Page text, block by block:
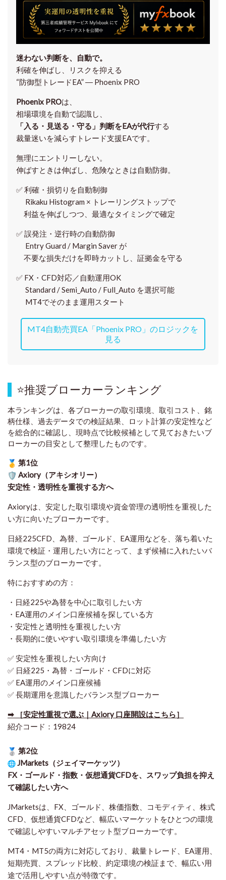
迷わない判断を、自動で。
利確を伸ばし、リスクを抑える
“防御型トレードEA” ― Phoenix PRO
Phoenix PROは、
相場環境を自動で認識し、
「入る・見送る・守る」判断をEAが代行する
裁量迷いを減らすトレード支援EAです。
無理にエントリーしない。
伸ばすときは伸ばし、危険なときは自動防御。
✅利確・損切りを自動制御
Rikaku Histogram × トレーリングストップで
利益を伸ばしつつ、最適なタイミングで確定
✅誤発注・逆行時の自動防御
Entry Guard / Margin Saver が
不要な損失だけを即時カットし、証拠金を守る
✅ FX・CFD対応／自動運用OK
Standard / Semi_Auto / Full_Auto を選択可能
MT4でそのまま運用スタート
MT4自動売買EA「Phoenix PRO」のロジックを
見る
⭐推奨ブローカーランキング
本ランキングは、各ブローカーの取引環境、取引コスト、銘
柄仕様、過去データでの検証結果、ロット計算の安定性など
を総合的に確認し、現時点で比較候補として見ておきたいブ
ローカーの目安として整理したものです。
第1位
Axiory（アキシオリー）
安定性・透明性を重視する方へ
Axioryは、安定した取引環境や資金管理の透明性を重視した
い方に向いたブローカーです。
日経225CFD、為替、ゴールド、EA運用などを、落ち着いた
環境で検証・運用したい方にとって、まず候補に入れたいバ
ランス型のブローカーです。
特におすすめの方：
・日経225や為替を中心に取引したい方
・EA運用のメイン口座候補を探している方
・安定性と透明性を重視したい方
・長期的に使いやすい取引環境を準備したい方
✅ 安定性を重視したい方向け
✅ 日経225・為替・ゴールド・CFDに対応
✅ EA運用のメイン口座候補
✅ 長期運用を意識したバランス型ブローカー
➡ ［安定性重視で選ぶ｜Axiory 口座開設はこちら］
紹介コード：19824
第2位
JMarkets（ジェイマーケッツ）
FX・ゴールド・指数・仮想通貨CFDを、スワップ負担を抑え
て確認したい方へ
JMarketsは、FX、ゴールド、株価指数、コモディティ、株式
CFD、仮想通貨CFDなど、幅広いマーケットをひとつの環境
で確認しやすいマルチアセット型ブローカーです。
MT4・MT5の両方に対応しており、裁量トレード、EA運用、
短期売買、スプレッド比較、約定環境の検証まで、幅広い用
途で活用しやすい点が特徴です。